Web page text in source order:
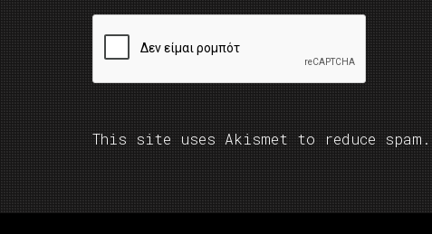
This site uses Akismet to reduce spam.